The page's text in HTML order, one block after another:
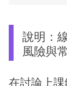
說明：
風險與
在討論上